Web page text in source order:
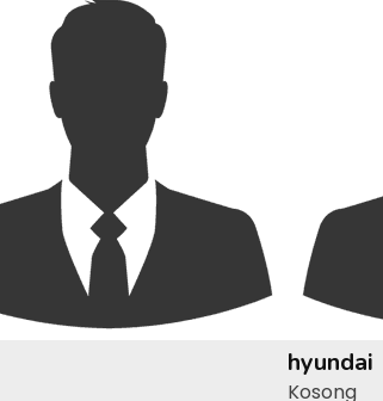
hyundai
Kosong